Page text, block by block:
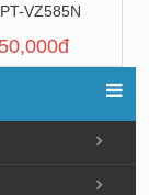
VZ585N